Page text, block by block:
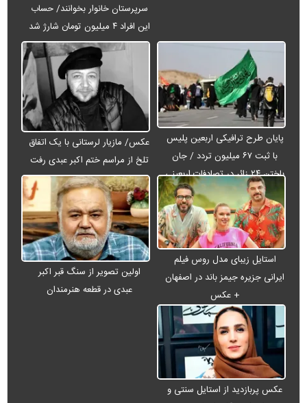
سرپرستان خانوار بخوانند/ حساب
این افراد ۴ میلیون تومان شارژ شد
پایان طرح ترافیکی اربعین پلیس
با ثبت ۶۷ میلیون تردد / جان
باختن ۲۴ زائر در تصادفات اربعینی
عکس/ مازیار لرستانی با یک اتفاق
تلخ از مراسم ختم اکبر عبدی رفت
استایل زیبای مدل روس فیلم
ایرانی جزیره جیمز باند در اصفهان
+ عکس
اولین تصویر از سنگ قبر اکبر
عبدی در قطعه هنرمندان
عکس پربازدید از استایل سنتی و